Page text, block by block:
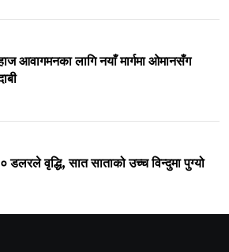
आवागमनका लागि नयाँ मार्गमा ओमानसँग
वृद्धि, सात साताको उच्च विन्दुमा पुग्यो